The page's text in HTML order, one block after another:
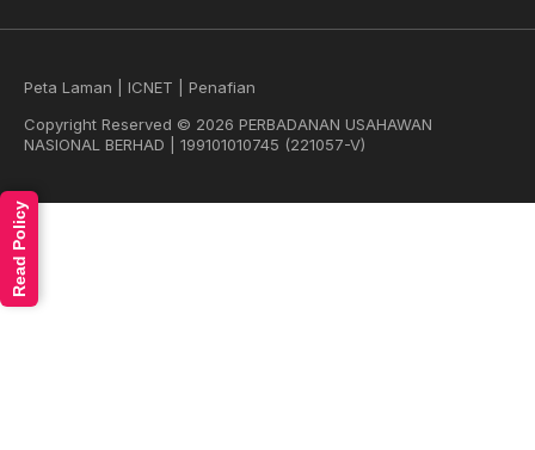
Peta Laman ICNET
Penafian
Copyright Reserved © 2026 PERBADANAN USAHAWAN
NASIONAL BERHAD | 199101010745 (221057-V)
Read Policy